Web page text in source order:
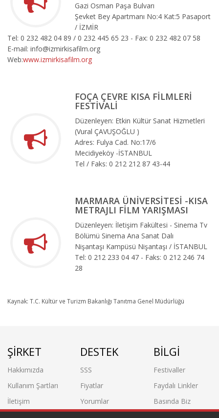
Gazi Osman Paşa Bulvarı
Şevket Bey Apartmanı No:4 Kat:5 Pasaport
/ İZMİR
Tel: 0 232 482 04 89 / 0 232 445 65 23 - Fax: 0 232 482 07 58
E-mail: info@izmirkisafilm.org
Web:www.izmirkisafilm.org
FOÇA ÇEVRE KISA FİLMLERİ
FESTİVALİ
Düzenleyen: Etkin Kültür Sanat Hizmetleri
(Vural ÇAVUŞOĞLU )
Adres: Fulya Cad. No:17/6
Mecidiyeköy -İSTANBUL
Tel / Faks: 0 212 212 87 43-44
MARMARA ÜNİVERSİTESİ -KISA
METRAJLI FİLM YARIŞMASI
Düzenleyen: İletişim Fakültesi - Sinema Tv
Bölümü Sinema Ana Sanat Dalı
Nişantaşı Kampüsü Nişantaşı / İSTANBUL
Tel: 0 212 233 04 47 - Faks: 0 212 246 74
28
Kaynak: T.C. Kültür ve Turizm Bakanlığı Tanıtma Genel Müdürlüğü
ŞİRKET
Hakkımızda
Kullanım Şartları
İletişim
DESTEK
SSS
Fiyatlar
Yorumlar
BİLGİ
Festivaller
Faydalı Linkler
Basında Biz